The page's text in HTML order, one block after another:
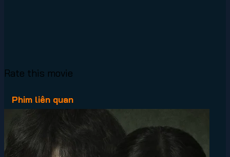
Rate this movie
Phim liên quan